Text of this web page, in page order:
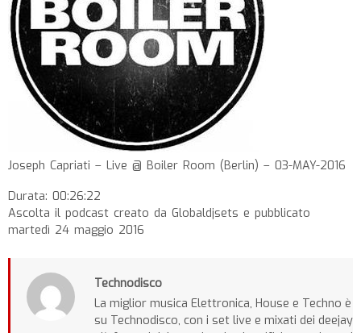
Joseph Capriati – Live @ Boiler Room (Berlin) – 03-MAY-2016
Durata: 00:26:22
Ascolta il podcast creato da Globaldjsets e pubblicato
martedì 24 maggio 2016
Technodisco
La miglior musica Elettronica, House e Techno è
su Technodisco, con i set live e mixati dei deejay